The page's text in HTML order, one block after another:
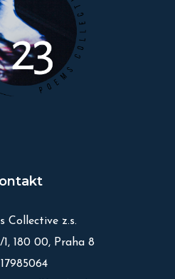
Collective z.s.
180 00, Praha 8